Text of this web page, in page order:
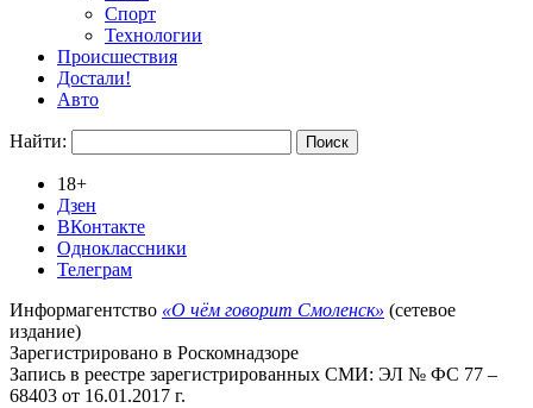
Спорт
Технологии
Происшествия
Достали!
Авто
Найти:
18+
Дзен
ВКонтакте
Одноклассники
Телеграм
Информагентство «О чём говорит Смоленск» (сетевое
издание)
Зарегистрировано в Роскомнадзоре
Запись в реестре зарегистрированных СМИ: ЭЛ № ФС 77 –
68403 от 16.01.2017 г.